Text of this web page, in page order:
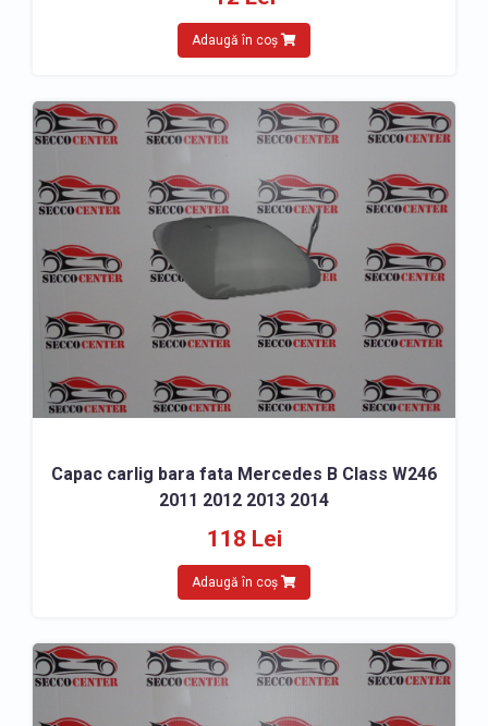
Adaugă în coș
Capac carlig bara fata Mercedes B Class W246
2011 2012 2013 2014
118 Lei
Adaugă în coș